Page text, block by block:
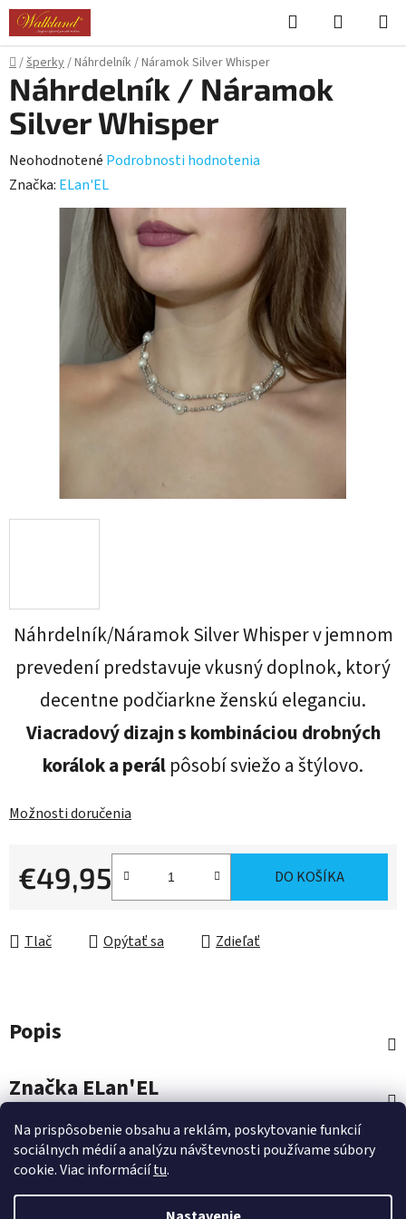
Na prispôsobenie obsahu a reklám, poskytovanie funkcií
sociálnych médií a analýzu návštevnosti používame súbory
cookie. Viac informáciítu.
Prejsť
obsah
Hľadať
KOŠÍK
Domov
/šperky/Náhrdelník / Náramok Silver Whisper
Náhrdelník/Náramok Silver Whisper v jemnom
prevedení predstavuje vkusný doplnok, ktorý
decentne podčiarkne ženskú eleganciu.
Viacradový dizajn s kombináciou drobných
korálok a perálpôsobí sviežo a štýlovo.
Možnosti doručenia
€49,95
Jednotková cena:
DO KOŠÍKA
Tlač Opýtať sa Zdieľať
Náhrdelník / Náramok
Silver Whisper
Priemerné
hodnotenie
produktu
Neohodnotené Podrobnosti hodnotenia
Značka: ELan'EL
Popis
ZnačkaELan'EL
Diskusia
Hodnotenie